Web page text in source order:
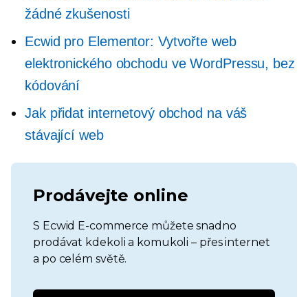
žádné zkušenosti
Ecwid pro Elementor: Vytvořte web
elektronického obchodu ve WordPressu, bez
kódování
Jak přidat internetový obchod na váš
stávající web
Prodávejte online
S Ecwid E-commerce můžete snadno
prodávat kdekoli a komukoli – přes internet
a po celém světě.